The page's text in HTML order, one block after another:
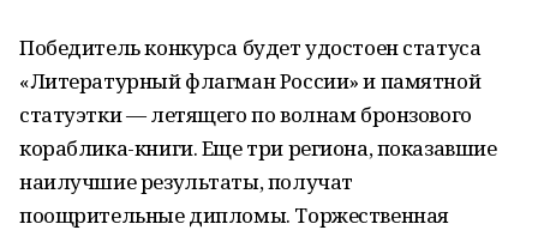
Победитель конкурса будет удостоен статуса
«Литературный флагман России» и памятной
статуэтки — летящего по волнам бронзового
кораблика-книги. Еще три региона, показавшие
наилучшие результаты, получат
поощрительные дипломы. Торжественная